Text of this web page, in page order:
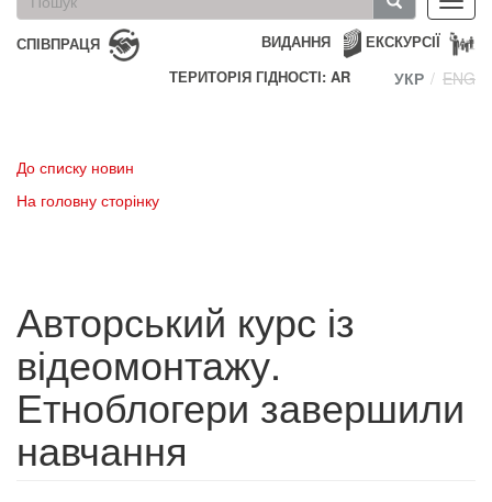
форма
Пошук
СПІВПРАЦЯ ЕКСКУРСІЇ
ВИДАННЯ
ТЕРИТОРІЯ ГІДНОСТІ: AR
УКР ENG
До списку новин
На головну сторінку
Авторський курс із
відеомонтажу.
Етноблогери завершили
навчання